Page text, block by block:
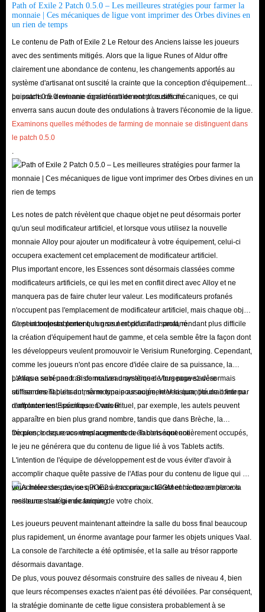
Path of Exile 2 Patch 0.5.0 – Les meilleures stratégies pour farmer la
monnaie | Ces mécaniques de ligue vont imprimer des Orbes divines en
un rien de temps
Le contenu de Path of Exile 2 Le Retour des Anciens laisse les joueurs
avec des sentiments mitigés. Alors que la ligue Runes of Aldur offre
clairement une abondance de contenu, les changements apportés au
système d'artisanat ont suscité la crainte que la conception d'équipements
puissants ne devienne considérablement plus difficile.
Le patch 0.5.0 remanie également de nombreuses mécaniques, ce qui
enverra sans aucun doute des ondulations à travers l'économie de la ligue.
Examinons quelles méthodes de farming de monnaie se distinguent dans
le patch 0.5.0
Les notes de patch révèlent que chaque objet ne peut désormais porter
qu'un seul modificateur artificiel, et lorsque vous utilisez la nouvelle
monnaie Alloy pour ajouter un modificateur à votre équipement, celui-ci
occupera exactement cet emplacement de modificateur artificiel.
Plus important encore, les Essences sont désormais classées comme
modificateurs artificiels, ce qui les met en conflit direct avec Alloy et ne
manquera pas de faire chuter leur valeur. Les modificateurs profanés
n'occupent pas l'emplacement de modificateur artificiel, mais chaque objet
ne peut toujours porter qu'un seul modificateur profané.
C'est incontestablement un gros nerf pour l'artisanat, rendant plus difficile
la création d'équipement haut de gamme, et cela semble être la façon dont
les développeurs veulent promouvoir le Verisium Runeforging. Cependant,
comme les joueurs n'ont pas encore d'idée claire de sa puissance, la
panique se répand. Si ce nouveau système de forgeage s'avère
suffisamment puissant, sa monnaie associée, le Verisium, pourrait finir par
remplacer les Essences en valeur.
L'Atlas a subi une transformation dramatique. Vous pouvez désormais
utiliser des Tablets du même type pour augmenter la quantité de contenu
d'affrontement spécifique. Dans Rituel, par exemple, les autels peuvent
apparaître en bien plus grand nombre, tandis que dans Brèche, la
fréquence des rencontres augmentera en conséquence.
De plus, lorsque vos emplacements de Tablets sont entièrement occupés,
le jeu ne générera que du contenu de ligue lié à vos Tablets actifs.
L'intention de l'équipe de développement est de vous éviter d'avoir à
accomplir chaque quête passive de l'Atlas pour du contenu de ligue qui ne
vous intéresse pas, ce qui vous encourage clairement à concentrer vos
ressources sur la mécanique de votre choix.
Les joueurs peuvent maintenant atteindre la salle du boss final beaucoup
plus rapidement, un énorme avantage pour farmer les objets uniques Vaal.
La console de l'architecte a été optimisée, et la salle au trésor rapporte
désormais davantage.
De plus, vous pouvez désormais construire des salles de niveau 4, bien
que leurs récompenses exactes n'aient pas été dévoilées. Par conséquent,
la stratégie dominante de cette ligue consistera probablement à se